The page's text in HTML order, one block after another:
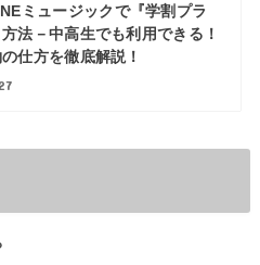
ミュージックで『学割プラ
法－中高生でも利用できる！
仕方を徹底解説！